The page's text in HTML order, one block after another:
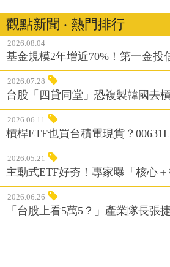
觀點新聞 ‧ 熱門排行
2026.08.04
基金規模2年增近70%！第一金
2026.07.28
台股「四貸同堂」恐複製韓國去
2026.06.11
槓桿ETF也買台積電現貨？
2026.05.21
主動式ETF好夯！專家曝「核心
2026.06.26
「台股上看5萬5？」產業隊長